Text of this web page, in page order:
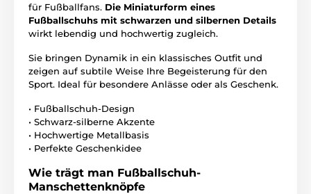
für Fußballfans. Die Miniaturform eines
Fußballschuhs mit schwarzen und silbernen Details
wirkt lebendig und hochwertig zugleich.
Sie bringen Dynamik in ein klassisches Outfit und
zeigen auf subtile Weise Ihre Begeisterung für den
Sport. Ideal für besondere Anlässe oder als Geschenk.
• Fußballschuh-Design
• Schwarz-silberne Akzente
• Hochwertige Metallbasis
• Perfekte Geschenkidee
Wie trägt man Fußballschuh-
Manschettenknöpfe